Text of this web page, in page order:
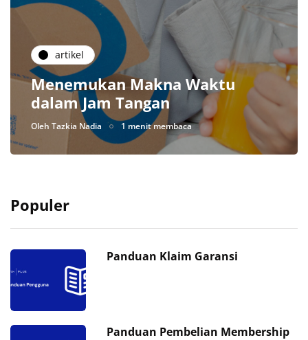
artikel
Menemukan Makna Waktu
dalam Jam Tangan
Oleh Tazkia Nadia 1 menit membaca
Populer
Panduan Klaim Garansi
Panduan Pembelian Membership